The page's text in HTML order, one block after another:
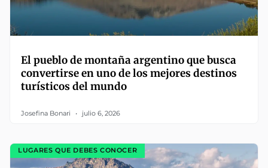
El pueblo de montaña argentino que busca
convertirse en uno de los mejores destinos
turísticos del mundo
Josefina Bonari julio 6, 2026
LUGARES QUE DEBES CONOCER